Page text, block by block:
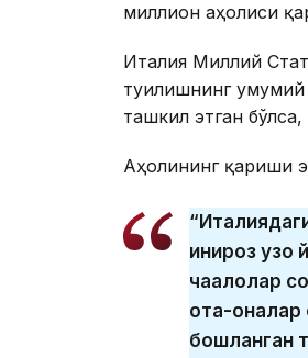
миллион аҳолиси
Италия Миллий
туғилишнинг
ташкил этган
Аҳолининг қариши
инқироз
чақалоқлар
ота-оналар
бошланган